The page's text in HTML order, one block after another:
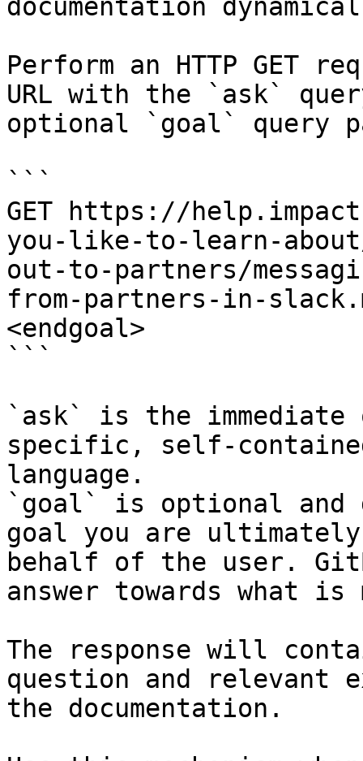
documentation
Perform an HTTP GET
URL with the `ask`
optional `goal` query
```
GET https://
you-like-to-learn-
out-to-partners/
from-partners-in-
<endgoal>
```
`ask` is the
specific, self-
language.
`goal` is optional and
goal you are
behalf of the user.
answer towards what
The response will
question and relevant
the documentation.